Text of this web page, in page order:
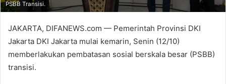
PSBB Transisi.
JAKARTA, DIFANEWS.com — Pemerintah Provinsi DKI
Jakarta DKI Jakarta mulai kemarin, Senin (12/10)
memberlakukan pembatasan sosial berskala besar (PSBB)
transisi.